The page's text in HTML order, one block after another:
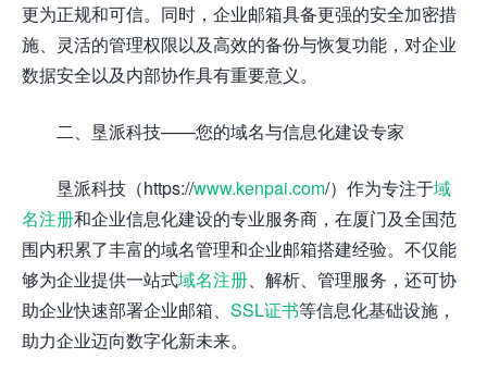
更为正规和可信。同时，企业邮箱具备更强的安全加密措
施、灵活的管理权限以及高效的备份与恢复功能，对企业
数据安全以及内部协作具有重要意义。
二、垦派科技——您的域名与信息化建设专家
垦派科技（https://www.kenpai.com/）作为专注于域
名注册和企业信息化建设的专业服务商，在厦门及全国范
围内积累了丰富的域名管理和企业邮箱搭建经验。不仅能
够为企业提供一站式域名注册、解析、管理服务，还可协
助企业快速部署企业邮箱、 SSL证书等信息化基础设施，
助力企业迈向数字化新未来。